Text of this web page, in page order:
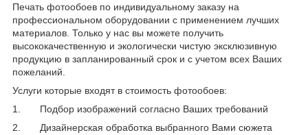
Печать фотообоев по индивидуальному заказу на
профессиональном оборудовании с применением лучших
материалов. Только у нас вы можете получить
высококачественную и экологически чистую эксклюзивную
продукцию в запланированный срок и с учетом всех Ваших
пожеланий.
Услуги которые входят в стоимость фотообоев:
1. Подбор изображений согласно Ваших требований
2. Дизайнерская обработка выбранного Вами сюжета